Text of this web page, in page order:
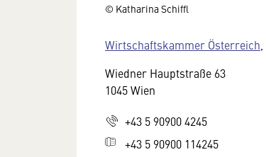
© Katharina Schiffl
Wirtschaftskammer Österreich
Wiedner Hauptstraße 63
1045 Wien
+43 5 90900 4245
+43 5 90900 114245